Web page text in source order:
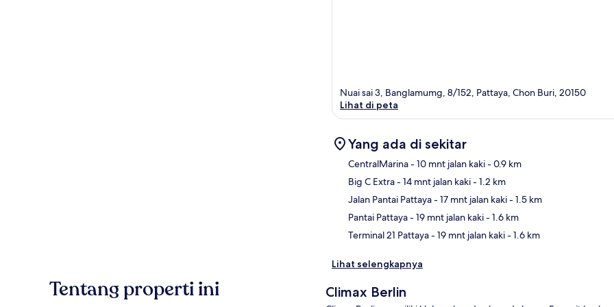
Nuai sai 3, Banglamumg, 8/152, Pattaya, Chon Buri, 20150
Lihat di peta
Yang ada di sekitar
CentralMarina- 10 mnt jalan kaki- 0.9 km
Big C Extra- 14 mnt jalan kaki- 1.2 km
Jalan Pantai Pattaya- 17 mnt jalan kaki- 1.5 km
Pantai Pattaya- 19 mnt jalan kaki- 1.6 km
Terminal 21 Pattaya- 19 mnt jalan kaki- 1.6 km
Lihat selengkapnya
Tentang properti ini Climax Berlin